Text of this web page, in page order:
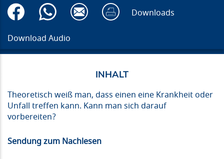
Downloads
Download Audio
Theoretisch weiß man, dass einen eine Krankheit oder
Unfall treffen kann. Kann man sich darauf
vorbereiten?
Sendung zum Nachlesen